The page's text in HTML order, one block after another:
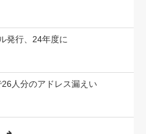
発行、24年度に
人分のアドレス漏えい